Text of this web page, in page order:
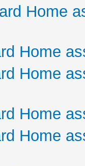
Home
Home
Home
Home
Home